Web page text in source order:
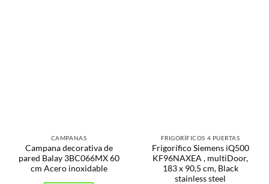
CAMPANAS
Campana decorativa de
pared Balay 3BC066MX 60
cm Acero inoxidable
FRIGORÍFICOS 4 PUERTAS
Frigorífico Siemens iQ500
KF96NAXEA , multiDoor,
183 x 90,5 cm, Black
stainless steel